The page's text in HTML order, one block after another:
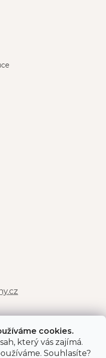
cookies.
který vás zajímá.
Souhlasíte?